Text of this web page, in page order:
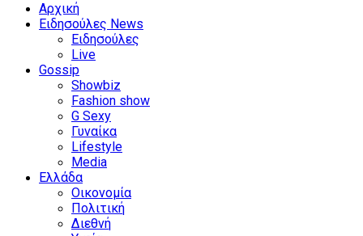
Αρχική
Ειδησούλες News
Ειδησούλες
Live
Gossip
Showbiz
Fashion show
G Sexy
Γυναίκα
Lifestyle
Media
Ελλάδα
Οικονομία
Πολιτική
Διεθνή